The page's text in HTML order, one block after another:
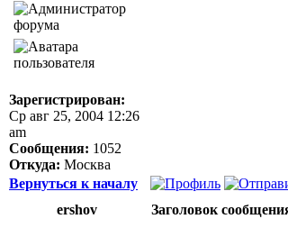
Зарегистрирован:
Ср авг 25, 2004 12:26
am
Сообщения: 1052
Откуда: Москва
Вернуться к началу
ershov
Заголовок